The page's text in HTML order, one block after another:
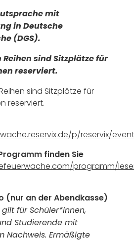
mit
in Deutsche
(DGS).
Reihen sind Sitzplätze für
reserviert.
sind Sitzplätze für
reserviert.
p/reservix/
finden Sie
programm/
(nur an der Abendkasse)
für Schüler*innen,
Studierende mit
Nachweis. Ermäßigte